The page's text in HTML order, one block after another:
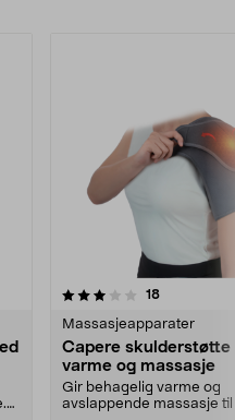
18anmeldelser
Massasjeapparater
Capere skulderstøtte
varme og massasje
Gir behagelig varme og
avslappende massasje til
4.5av 5 stjerner